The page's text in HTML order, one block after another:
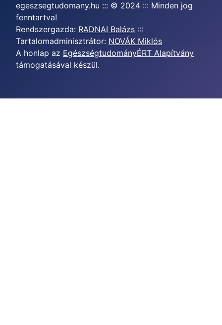
egeszsegtudomany.hu ::: © 2024 ::: Minden jog
fenntartva!
Rendszergazda: RADNAI Balázs :::
Tartalomadminisztrátor: NOVÁK Miklós
A honlap az EgészségtudományÉRT Alapítvány
támogatásával készül.